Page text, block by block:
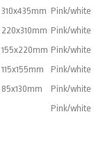
310x435mm Pink/white
220x310mm Pink/white
155x220mm Pink/white
115x155mm
Pink/white
85x130mm
Pink/white
Pink/white